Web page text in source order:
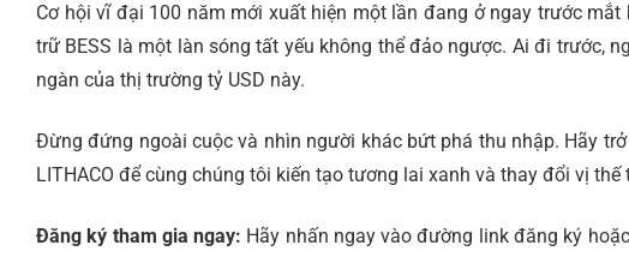
Cơ hội vĩ đại 100 năm mới xuất hiện một lần đang ở ngay trước
trữ BESS là một làn sóng tất yếu không thể đảo ngược. Ai đi trước,
ngàn của thị trường tỷ USD này.
Đừng đứng ngoài cuộc và nhìn người khác bứt phá thu nhập. Hãy
LITHACO để cùng chúng tôi kiến tạo tương lai xanh và thay đổi vị
Đăng ký tham gia ngay: Hãy nhấn ngay vào đường link đăng ký